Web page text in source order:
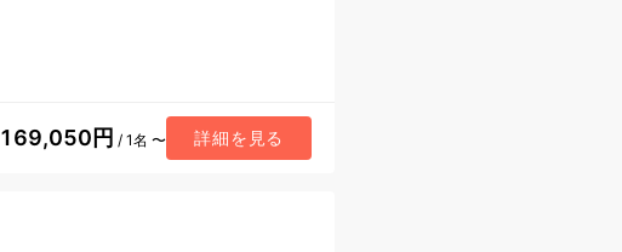
169,050円 / 1名 〜 詳細を見る